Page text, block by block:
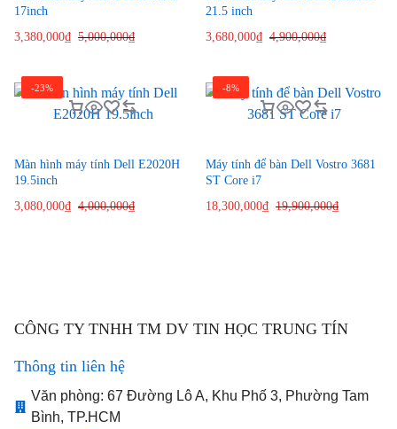
17inch
3,380,000₫ 5,000,000₫
21.5 inch
3,680,000₫ 4,900,000₫
-23%
Màn hình máy tính Dell E2020H
19.5inch
3,080,000₫ 4,000,000₫
-8%
Máy tính để bàn Dell Vostro 3681
ST Core i7
18,300,000₫ 19,900,000₫
CÔNG TY TNHH TM DV TIN HỌC TRUNG TÍN
Thông tin liên hệ
Văn phòng: 67 Đường Lô A, Khu Phố 3, Phường Tam
Bình, TP.HCM